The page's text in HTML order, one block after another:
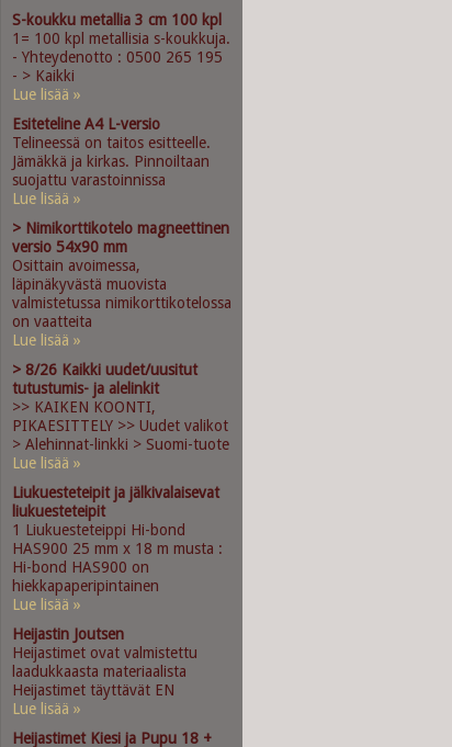
S-koukku metallia 3 cm 100 kpl
1= 100 kpl metallisia s-koukkuja.
- Yhteydenotto : 0500 265 195
- > Kaikki
Lue lisää »
Esiteteline A4 L-versio
Telineessä on taitos esitteelle.
Jämäkkä ja kirkas. Pinnoiltaan
suojattu varastoinnissa
Lue lisää »
> Nimikorttikotelo magneettinen
versio 54x90 mm
Osittain avoimessa,
läpinäkyvästä muovista
valmistetussa nimikorttikotelossa
on vaatteita
Lue lisää »
> 8/26 Kaikki uudet/uusitut
tutustumis- ja alelinkit
>> KAIKEN KOONTI,
PIKAESITTELY >> Uudet valikot
> Alehinnat-linkki > Suomi-tuote
Lue lisää »
Liukuesteteipit ja jälkivalaisevat
liukuesteteipit
1 Liukuesteteippi Hi-bond
HAS900 25 mm x 18 m musta :
Hi-bond HAS900 on
hiekkapaperipintainen
Lue lisää »
Heijastin Joutsen
Heijastimet ovat valmistettu
laadukkaasta materiaalista
Heijastimet täyttävät EN
Lue lisää »
Heijastimet Kiesi ja Pupu 18 +